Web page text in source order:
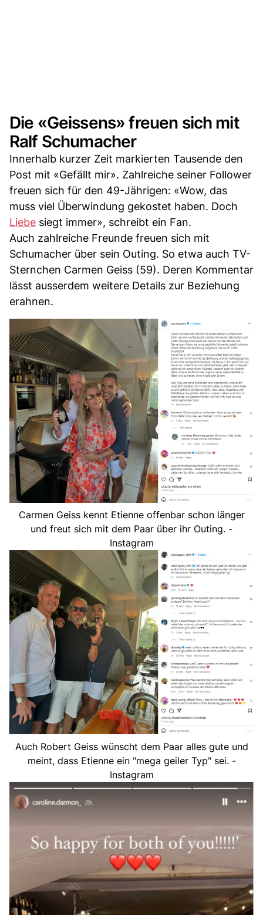
Die «Geissens» freuen sich mit
Ralf Schumacher
Innerhalb kurzer Zeit markierten Tausende den
Post mit «Gefällt mir». Zahlreiche seiner Follower
freuen sich für den 49-Jährigen: «Wow, das
muss viel Überwindung gekostet haben. Doch
Liebe siegt immer», schreibt ein Fan.
Auch zahlreiche Freunde freuen sich mit
Schumacher über sein Outing. So etwa auch TV-
Sternchen Carmen Geiss (59). Deren Kommentar
lässt ausserdem weitere Details zur Beziehung
erahnen.
Carmen Geiss kennt Etienne offenbar schon länger
und freut sich mit dem Paar über ihr Outing. -
Instagram
Auch Robert Geiss wünscht dem Paar alles gute und
meint, dass Etienne ein "mega geiler Typ" sei. -
Instagram